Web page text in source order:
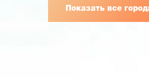
Показать все